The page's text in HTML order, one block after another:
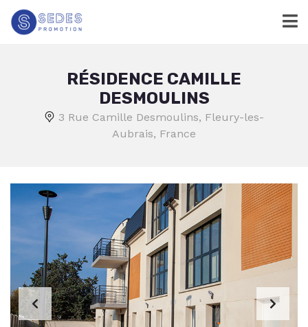
RÉSIDENCE CAMILLE
DESMOULINS
3 Rue Camille Desmoulins, Fleury-les-
Aubrais, France